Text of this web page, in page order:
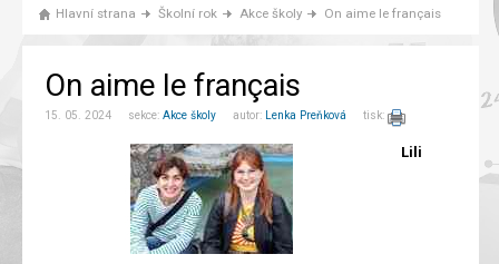
Hlavní strana Školní rok Akce školy On aime le français
On aime le français
15. 05. 2024 sekce: Akce školy autor: Lenka Preňková tisk:
Lili